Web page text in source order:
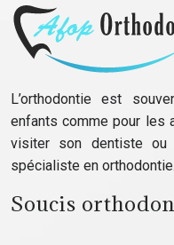
L’orthodontie est
enfants comme pour les
visiter son dentiste ou
spécialiste en orthodontie.
Soucis